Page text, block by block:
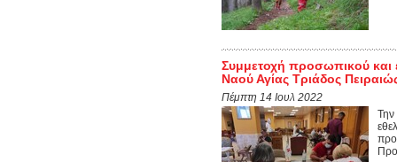
Συμμετοχή προσωπικού και
Ναού Αγίας Τριάδος
Πέμπτη 14 Ιουλ 2022
Την